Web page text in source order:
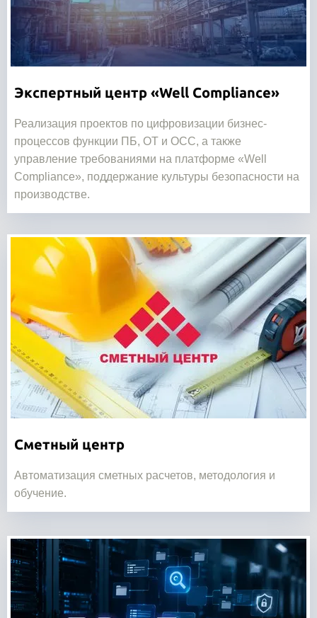
Экспертный центр «Well Compliance»
Реализация проектов по цифровизации бизнес-
процессов функции ПБ, ОТ и ОСС, а также
управление требованиями на платформе «Well
Compliance», поддержание культуры безопасности на
производстве.
Сметный центр
Автоматизация сметных расчетов, методология и
обучение.